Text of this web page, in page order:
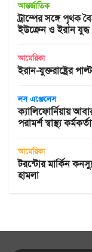
আন্তর্জাতিক
ট্রাম্পের সঙ্গে পৃথক
ইউক্রেন ও ইরান যুদ্ধ
আমেরিকা
ইরান-যুক্তরাষ্ট্রের
লস এঞ্জেলেস
ক্যালিফোর্নিয়ায়
পরামর্শ স্বাস্থ্য
আমেরিকা
টরন্টোর মার্কিন
হামলা